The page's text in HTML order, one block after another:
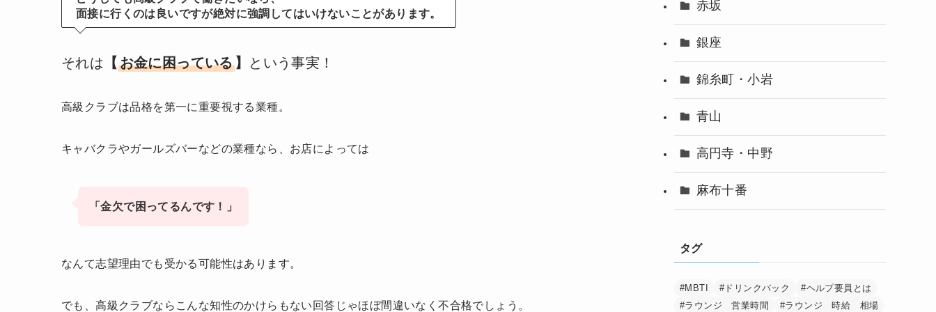
面接に行くのは良いですが絶対に強調してはいけないことがあります。
それは 【 お金に困っている】 という事実！
高級クラブは品格を第一に重要視する業種。
キャバクラやガールズバーなどの業種なら、お店によっては
「金欠で困ってるんです！」
なんて志望理由でも受かる可能性はあります。
でも、高級クラブならこんな知性のかけらもない回答じゃほぼ間違いなく不合格でしょう。
赤坂
銀座
錦糸町・小岩
青山
高円寺・中野
麻布十番
タグ
#MBTI #ドリンクバック
#ヘルプ要員とは
#ラウンジ 営業時間
#ラウンジ 時給 相場